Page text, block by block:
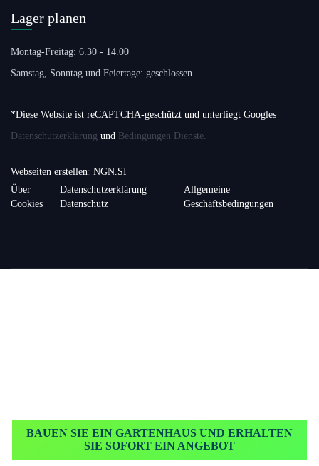
Lager planen
Montag-Freitag: 6.30 - 14.00
Samstag, Sonntag und Feiertage: geschlossen
*Diese Website ist reCAPTCHA-geschützt und unterliegt Googles
Datenschutzerklärung und Bedingungen Dienste.
Webseiten erstellen: NGN.SI
Über
Cookies
Datenschutzerklärung
Datenschutz
Allgemeine
Geschäftsbedingungen
BAUEN SIE EIN GARTENHAUS UND ERHALTEN
SIE SOFORT EIN ANGEBOT